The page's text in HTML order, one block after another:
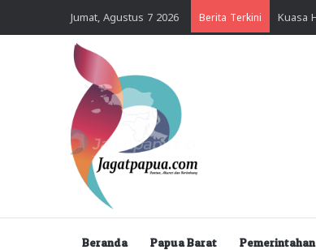
Jumat, Agustus 7 2026 Berita Terkini
Beranda Papua Barat Pemerintahan